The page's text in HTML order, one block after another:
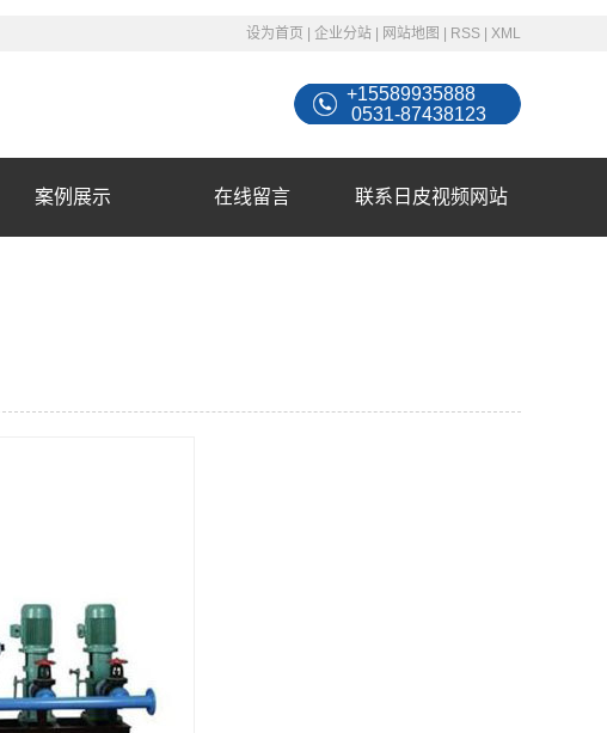
设为首页
企业分站 网站地图 RSS XML
+15589935888
0531-87438123
案例展示 在线留言 联系日皮视频网站